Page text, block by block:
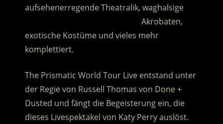
aufsehenerregende Theatralik, waghalsige
Akrobaten,
exotische Kostüme und vieles mehr
komplettiert.
The Prismatic World Tour Live entstand unter
der Regie von Russell Thomas von Done +
Dusted und fängt die Begeisterung ein, die
dieses Livespektakel von Katy Perry auslöst.